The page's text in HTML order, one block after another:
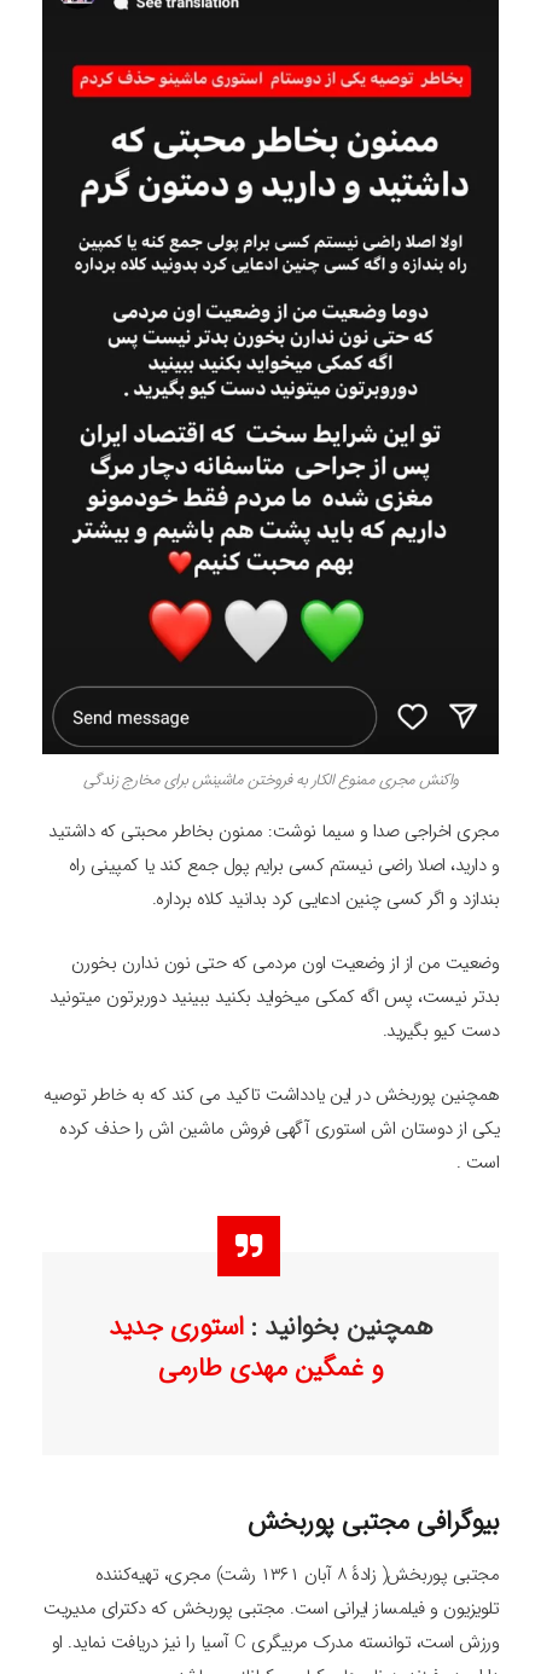
واکنش مجری ممنوع الکار به فروختن ماشینش برای مخارج زندگی
مجری اخراجی صدا و سیما نوشت: ممنون بخاطر محبتی که داشتید
و دارید، اصلا راضی نیستم کسی برایم پول جمع کند یا کمپینی راه
بندازد و اگر کسی چنین ادعایی کرد بدانید کلاه برداره.
وضعیت من از از وضعیت اون مردمی که حتی نون ندارن بخورن
بدتر نیست، پس اگه کمکی میخواید بکنید ببینید دوربرتون میتونید
دست کیو بگیرید.
همچنین پوربخش در این یادداشت تاکید می کند که به خاطر توصیه
یکی از دوستان اش استوری آگهی فروش ماشین اش را حذف کرده
است .
همچنین بخوانید : استوری جدید
و غمگین مهدی طارمی
بیوگرافی مجتبی پوربخش
مجتبی پوربخش( زادهٔ ۸ آبان ۱۳۶۱ رشت) مجری، تهیه‌کننده
تلویزیون و فیلمساز ایرانی است. مجتبی پوربخش که دکترای مدیریت
ورزش است، توانسته مدرک مربیگری C آسیا را نیز دریافت نماید. او